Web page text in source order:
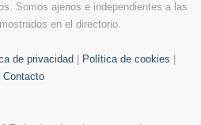
Somos ajenos e independientes a las
en el directorio.
de privacidad Política de cookies
Contacto